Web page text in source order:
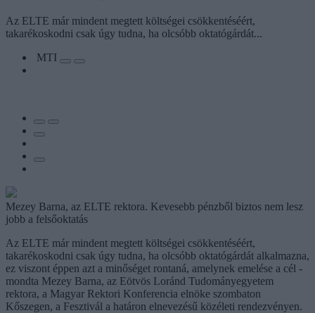
Az ELTE már mindent megtett költségei csökkentéséért,
takarékoskodni csak úgy tudna, ha olcsóbb oktatógárdát...
MTI
Mezey Barna, az ELTE rektora. Kevesebb pénzből biztos nem lesz
jobb a felsőoktatás
Az ELTE már mindent megtett költségei csökkentéséért,
takarékoskodni csak úgy tudna, ha olcsóbb oktatógárdát alkalmazna,
ez viszont éppen azt a minőséget rontaná, amelynek emelése a cél -
mondta Mezey Barna, az Eötvös Loránd Tudományegyetem
rektora, a Magyar Rektori Konferencia elnöke szombaton
Kőszegen, a Fesztivál a határon elnevezésű közéleti rendezvényen.